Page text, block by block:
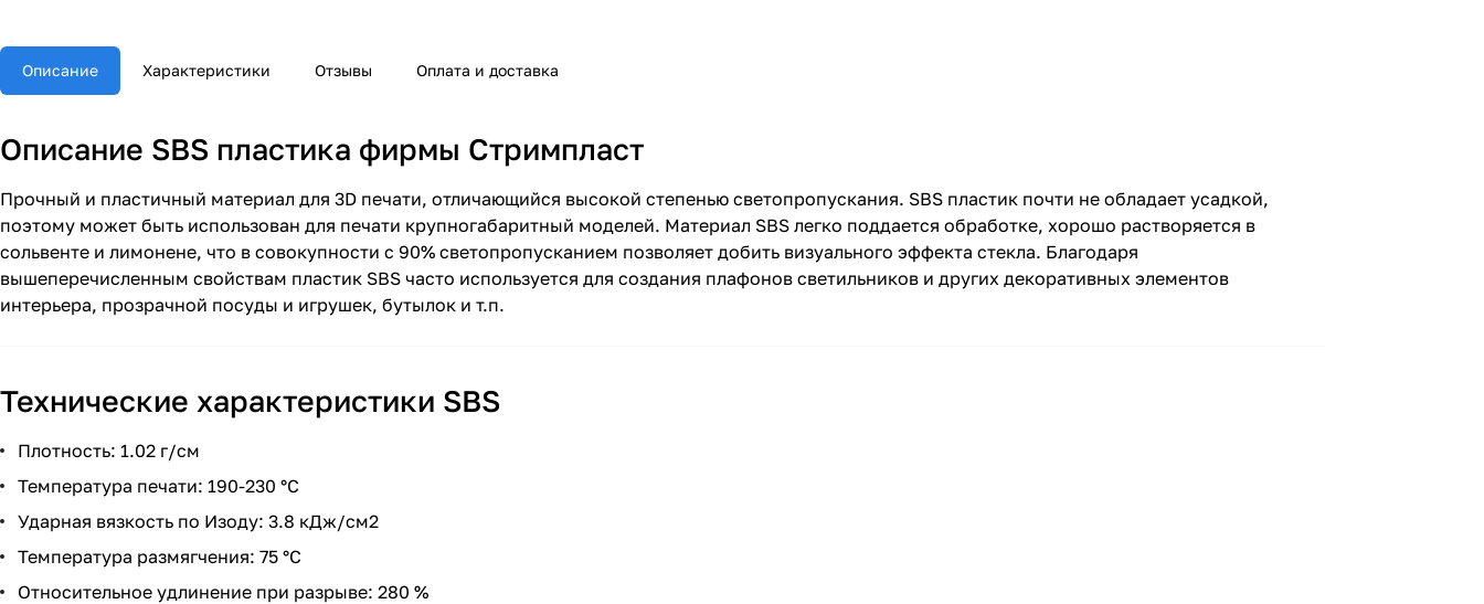
Описание Характеристики Отзывы Оплата и доставка
Описание SBS пластика фирмы Стримпласт
Прочный и пластичный материал для 3D печати, отличающийся высокой степенью светопропускания. SBS пластик почти не обладает усадкой,
поэтому может быть использован для печати крупногабаритный моделей. Материал SBS легко поддается обработке, хорошо растворяется в
сольвенте и лимонене, что в совокупности с 90% светопропусканием позволяет добить визуального эффекта стекла. Благодаря
вышеперечисленным свойствам пластик SBS часто используется для создания плафонов светильников и других декоративных элементов
интерьера, прозрачной посуды и игрушек, бутылок и т.п.
Технические характеристики SBS
Плотность: 1.02 г/см
Температура печати: 190-230 °С
Ударная вязкость по Изоду: 3.8 кДж/см2
Температура размягчения: 75 °С
Относительное удлинение при разрыве: 280 %